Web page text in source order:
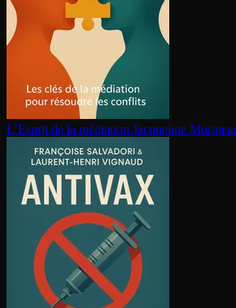
L’Esprit de la médiation Jacqueline